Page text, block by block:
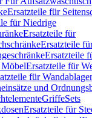
Ersatzteile für
für Niedrige
Ersatzteile für
Ersatzteile
Ersatzteile
Ersatzteile für
für
und
GriffeSets
Ersatzteile für